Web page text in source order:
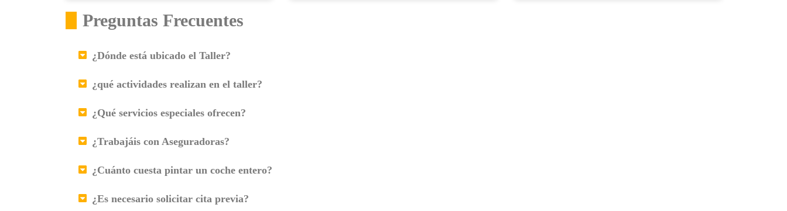
Preguntas Frecuentes
¿Dónde está ubicado el Taller?
¿qué actividades realizan en el taller?
¿Qué servicios especiales ofrecen?
¿Trabajáis con Aseguradoras?
¿Cuánto cuesta pintar un coche entero?
¿Es necesario solicitar cita previa?